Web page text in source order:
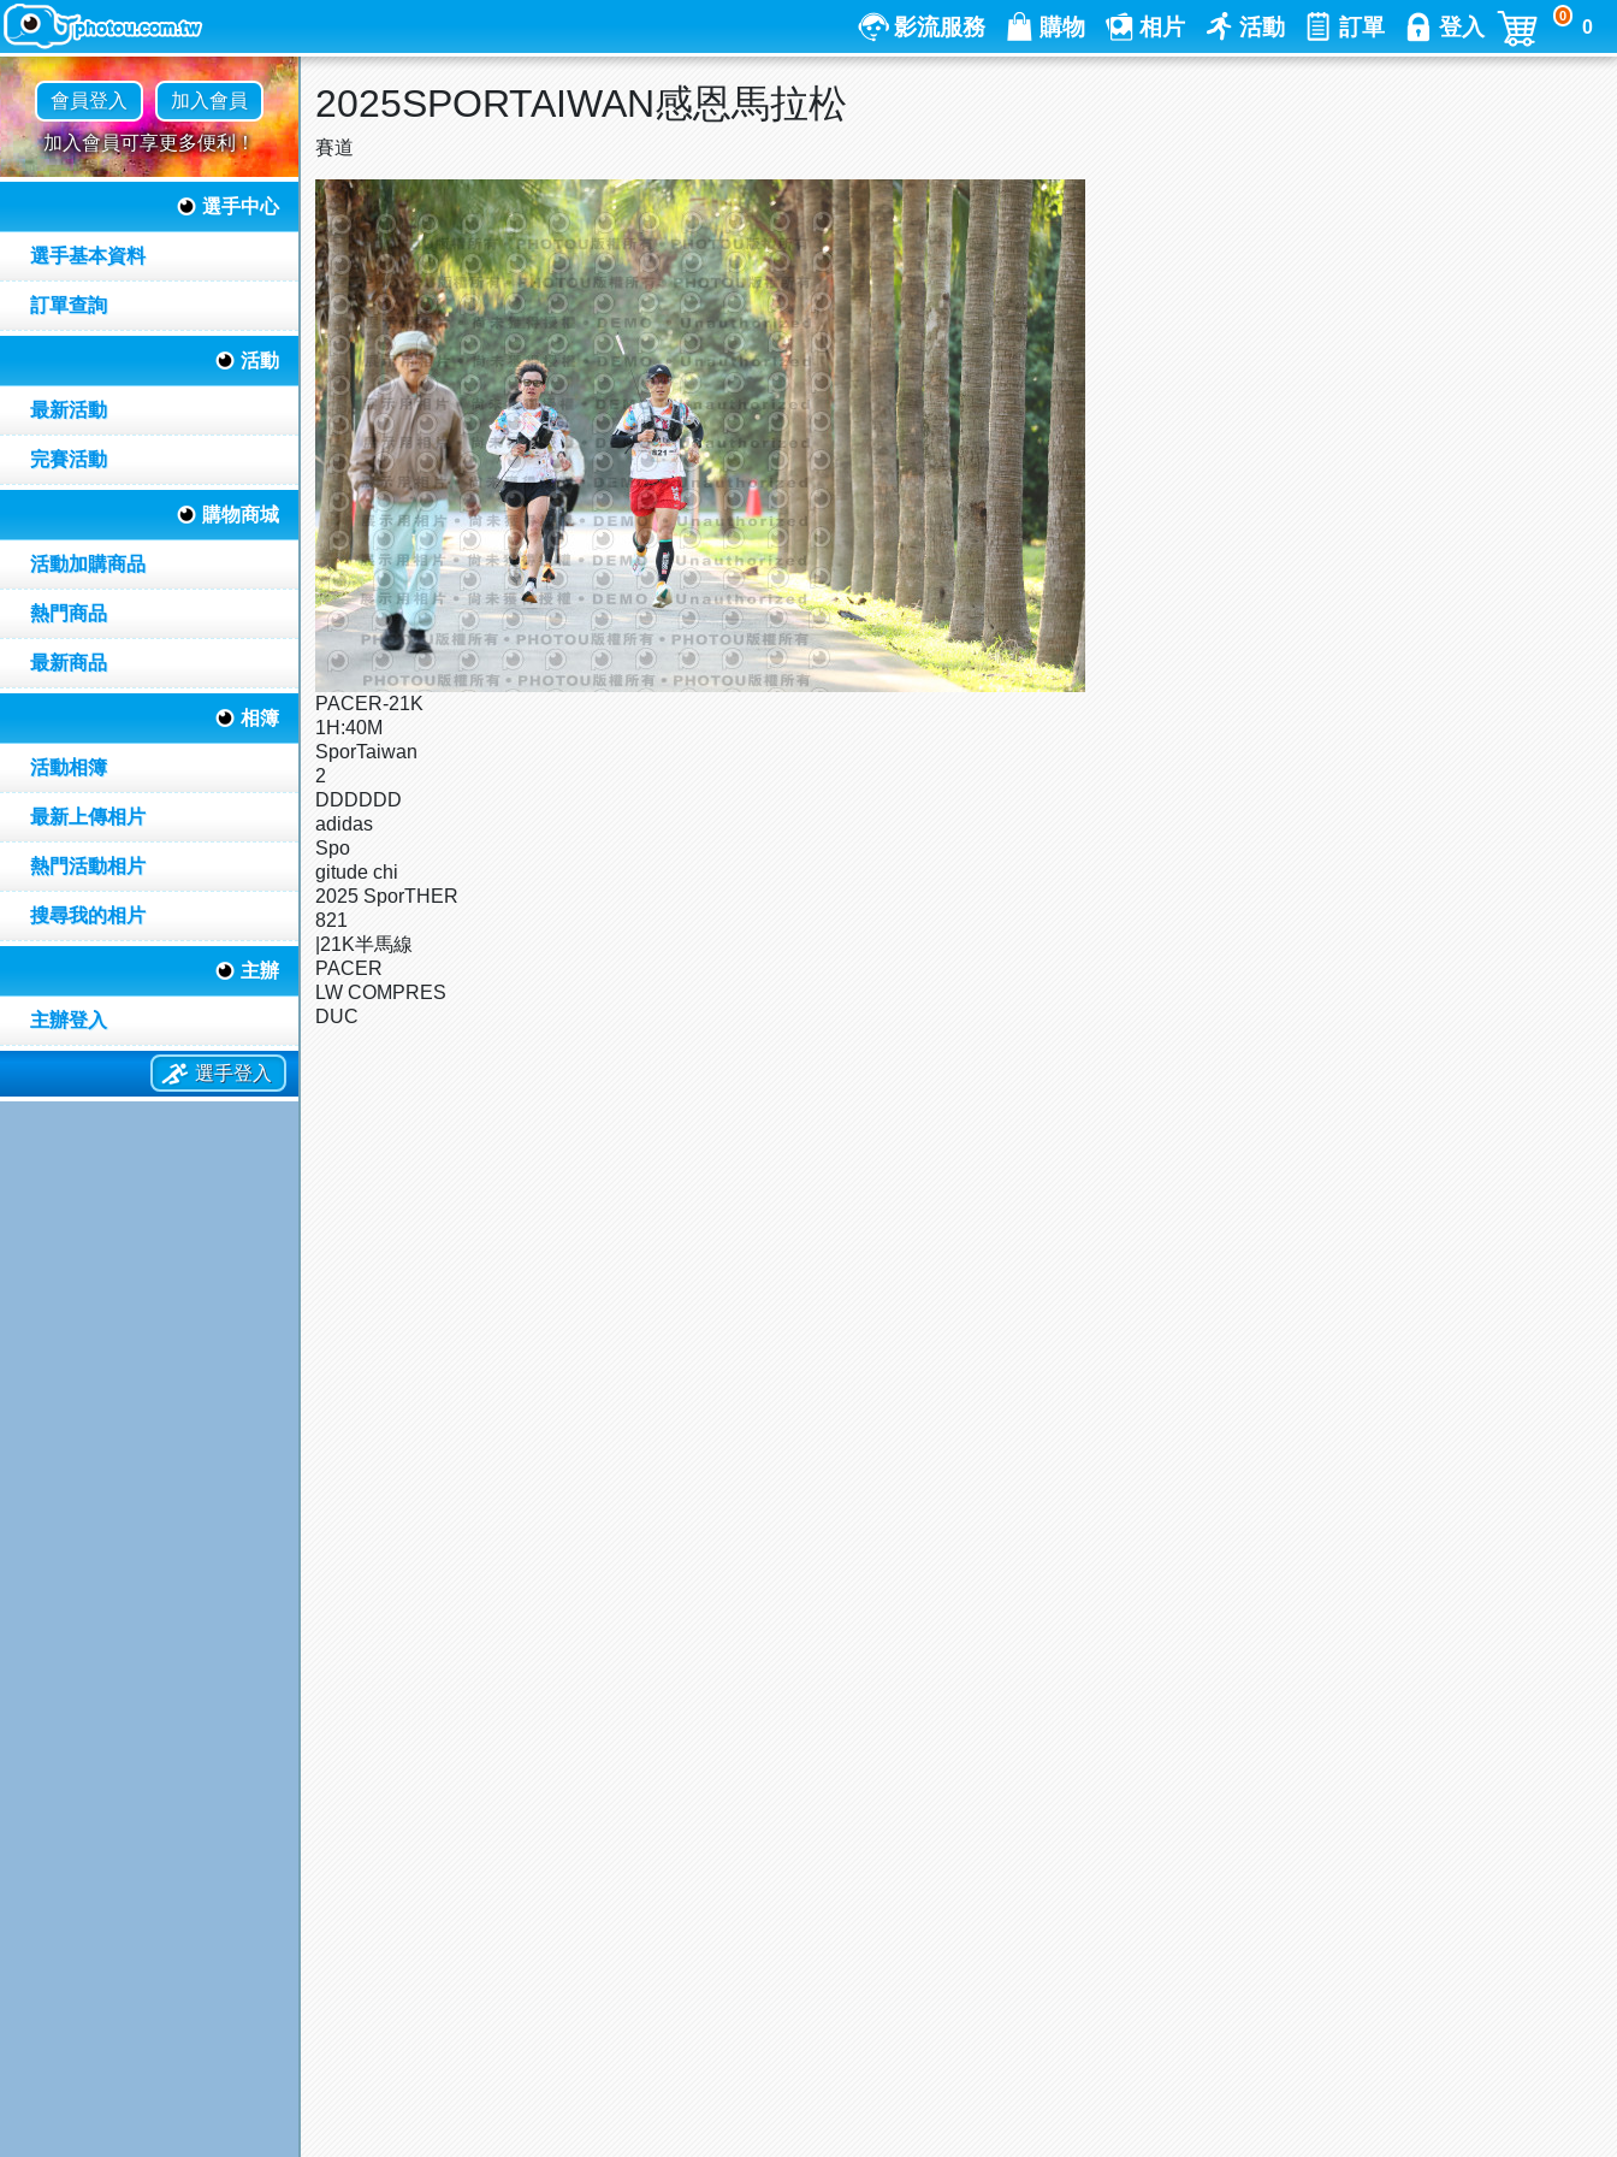
影流服務 購物 相片 活動 訂單 登入 0
0
會員登入 加入會員
加入會員可享更多便利！
選手中心
選手基本資料
訂單查詢
活動
最新活動
完賽活動
購物商城
活動加購商品
熱門商品
最新商品
相簿
活動相簿
最新上傳相片
熱門活動相片
搜尋我的相片
主辦
主辦登入
選手登入
2025SPORTAIWAN感恩馬拉松
賽道
PACER-21K
1H:40M
SporTaiwan
2
DDDDDD
adidas
Spo
gitude chi
2025 SporTHER
821
|21K半馬線
PACER
LW COMPRES
DUC